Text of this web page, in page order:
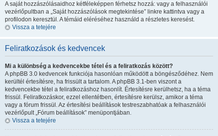
A saját hozzászólásaidhoz kétféleképpen férhetsz hozzá: vagy a felhasználói
vezérlőpultban a „Saját hozzászólások megtekintése” linkre kattintva vagy a
profilodon keresztül. A témáid eléréséhez használd a részletes keresést.
Vissza a tetejére
Feliratkozások és kedvencek
Mi a különbség a kedvencekbe tétel és a feliratkozás között?
A phpBB 3.0 kedvencek funkciója hasonlóan működött a böngésződéhez. Nem
kerültél értesítésre, ha frissült a tartalom. A phpBB 3.1-ben viszont a
kedvencekbe tétel a feliratkozáshoz hasonlít. Értesítésre kerülhetsz, ha a téma
frissül. Feliratkozáskor, ezzel ellentétben, értesítésre kerülsz, amikor a téma
vagy a fórum frissül. Az értesítési beállítások testreszabhatóak a felhasználói
vezérlőpult „Fórum beállítások” menüpontjában.
Vissza a tetejére